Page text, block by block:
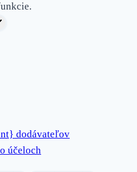
dodávateľov
účeloch